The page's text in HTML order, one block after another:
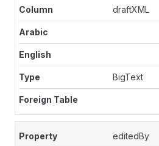
draftXML
BigText
editedBy